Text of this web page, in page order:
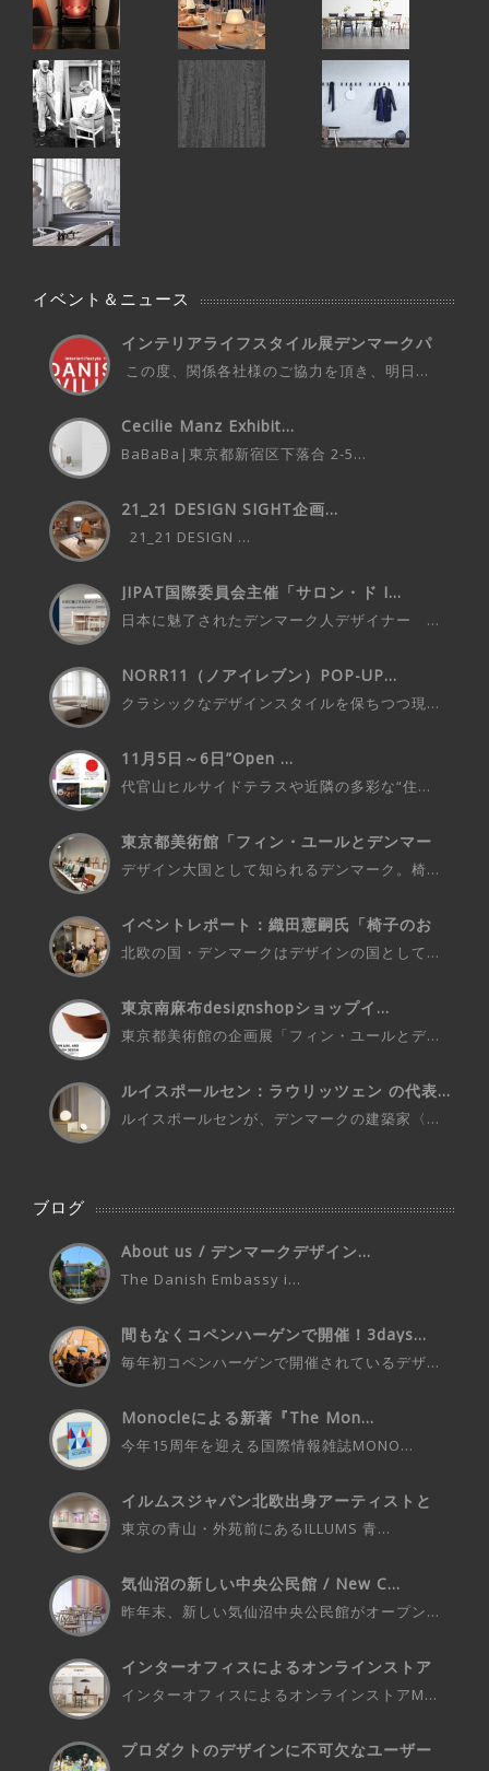
イベント＆ニュース
インテリアライフスタイル展デンマークパ
この度、関係各社様のご協力を頂き、明日...
Cecilie Manz Exhibit...
BaBaBa|東京都新宿区下落合 2-5...
21_21 DESIGN SIGHT企画...
21_21 DESIGN ...
JIPAT国際委員会主催「サロン・ド I...
日本に魅了されたデンマーク人デザイナー ...
NORR11（ノアイレブン）POP-UP...
クラシックなデザインスタイルを保ちつつ現...
11月5日～6日”Open ...
代官山ヒルサイドテラスや近隣の多彩な“住...
東京都美術館「フィン・ユールとデンマー
デザイン大国として知られるデンマーク。椅...
イベントレポート：織田憲嗣氏「椅子のお
北欧の国・デンマークはデザインの国として...
東京南麻布designshopショップイ...
東京都美術館の企画展「フィン・ユールとデ...
ルイスポールセン：ラウリッツェン の代表...
ルイスポールセンが、デンマークの建築家〈...
ブログ
About us / デンマークデザイン...
The Danish Embassy i...
間もなくコペンハーゲンで開催！3days...
毎年初コペンハーゲンで開催されているデザ...
Monocleによる新著『The Mon...
今年15周年を迎える国際情報雑誌MONO...
イルムスジャパン北欧出身アーティストと
東京の青山・外苑前にあるILLUMS 青...
気仙沼の新しい中央公民館 / New C...
昨年末、新しい気仙沼中央公民館がオープン...
インターオフィスによるオンラインストア
インターオフィスによるオンラインストアM...
プロダクトのデザインに不可欠なユーザー